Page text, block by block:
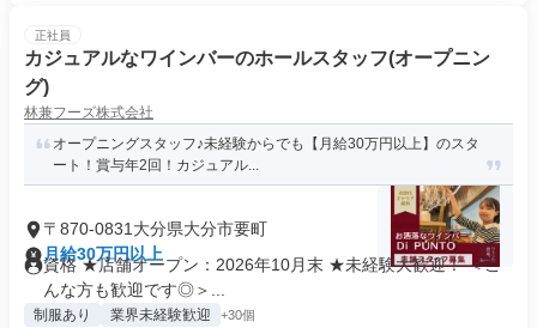
正社員
カジュアルなワインバーのホールスタッフ(オープニン
グ)
林兼フーズ株式会社
オープニングスタッフ♪未経験からでも【月給30万円以上】のスタ
ート！賞与年2回！カジュアル...
〒870-0831大分県大分市要町
月給30万円以上
資格 ★店舗オープン：2026年10月末 ★未経験大歓迎！ ＜こ
んな方も歓迎です◎＞...
制服あり 業界未経験歓迎 +30個